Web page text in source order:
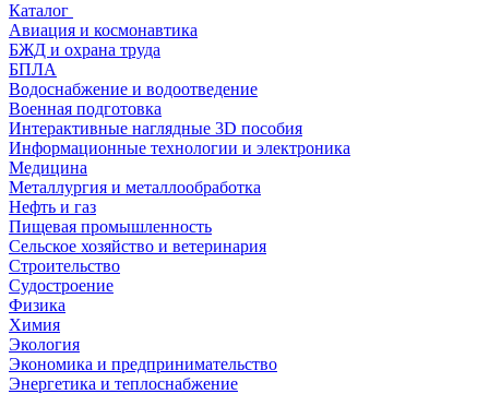
Каталог
Авиация и космонавтика
БЖД и охрана труда
БПЛА
Водоснабжение и водоотведение
Военная подготовка
Интерактивные наглядные 3D пособия
Информационные технологии и электроника
Медицина
Металлургия и металлообработка
Нефть и газ
Пищевая промышленность
Сельское хозяйство и ветеринария
Строительство
Судостроение
Физика
Химия
Экология
Экономика и предпринимательство
Энергетика и теплоснабжение